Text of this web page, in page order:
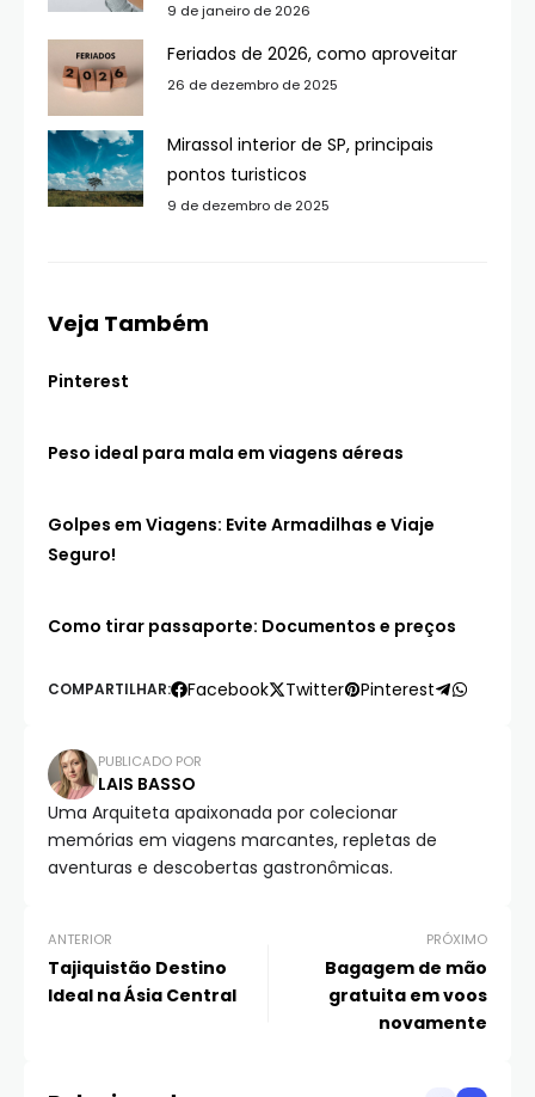
9 de janeiro de 2026
Feriados de 2026, como aproveitar
26 de dezembro de 2025
Mirassol interior de SP, principais
pontos turisticos
9 de dezembro de 2025
Veja Também
Pinterest
Peso ideal para mala em viagens aéreas
Golpes em Viagens: Evite Armadilhas e Viaje
Seguro!
Como tirar passaporte: Documentos e preços
COMPARTILHAR: Facebook Twitter Pinterest
PUBLICADO POR
LAIS BASSO
Uma Arquiteta apaixonada por colecionar
memórias em viagens marcantes, repletas de
aventuras e descobertas gastronômicas.
ANTERIOR
Tajiquistão Destino
Ideal na Ásia Central
PRÓXIMO
Bagagem de mão
gratuita em voos
novamente